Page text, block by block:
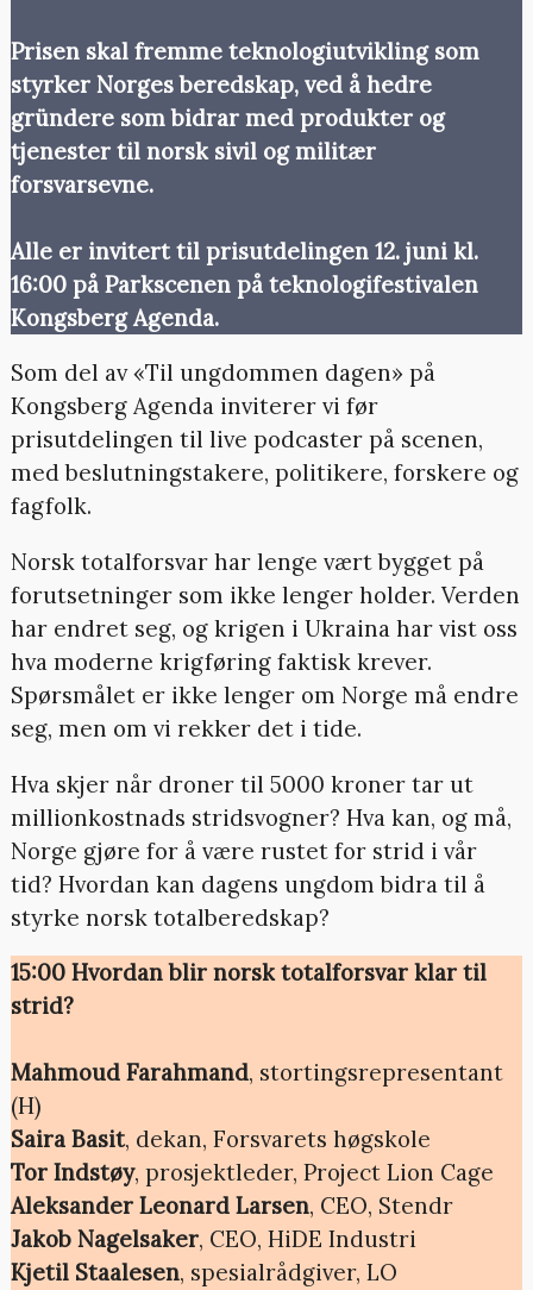
Prisen skal fremme teknologiutvikling som
styrker Norges beredskap, ved å hedre
gründere som bidrar med produkter og
tjenester til norsk sivil og militær
forsvarsevne.
Alle er invitert til prisutdelingen 12. juni kl.
16:00 på Parkscenen på teknologifestivalen
Kongsberg Agenda.
Som del av «Til ungdommen dagen» på
Kongsberg Agenda inviterer vi før
prisutdelingen til live podcaster på scenen,
med beslutningstakere, politikere, forskere og
fagfolk.
Norsk totalforsvar har lenge vært bygget på
forutsetninger som ikke lenger holder. Verden
har endret seg, og krigen i Ukraina har vist oss
hva moderne krigføring faktisk krever.
Spørsmålet er ikke lenger om Norge må endre
seg, men om vi rekker det i tide.
Hva skjer når droner til 5000 kroner tar ut
millionkostnads stridsvogner? Hva kan, og må,
Norge gjøre for å være rustet for strid i vår
tid? Hvordan kan dagens ungdom bidra til å
styrke norsk totalberedskap?
15:00 Hvordan blir norsk totalforsvar klar til
strid?
Mahmoud Farahmand, stortingsrepresentant
(H)
Saira Basit, dekan, Forsvarets høgskole
Tor Indstøy, prosjektleder, Project Lion Cage
Aleksander Leonard Larsen, CEO, Stendr
Jakob Nagelsaker, CEO, HiDE Industri
Kjetil Staalesen, spesialrådgiver, LO